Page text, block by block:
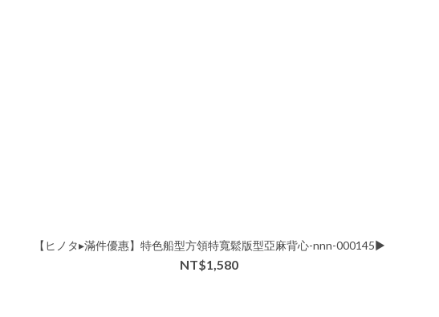
【ヒノタ▸滿件優惠】特色船型方領特寬鬆版型亞麻背心-nnn-000145▶
NT$1,580